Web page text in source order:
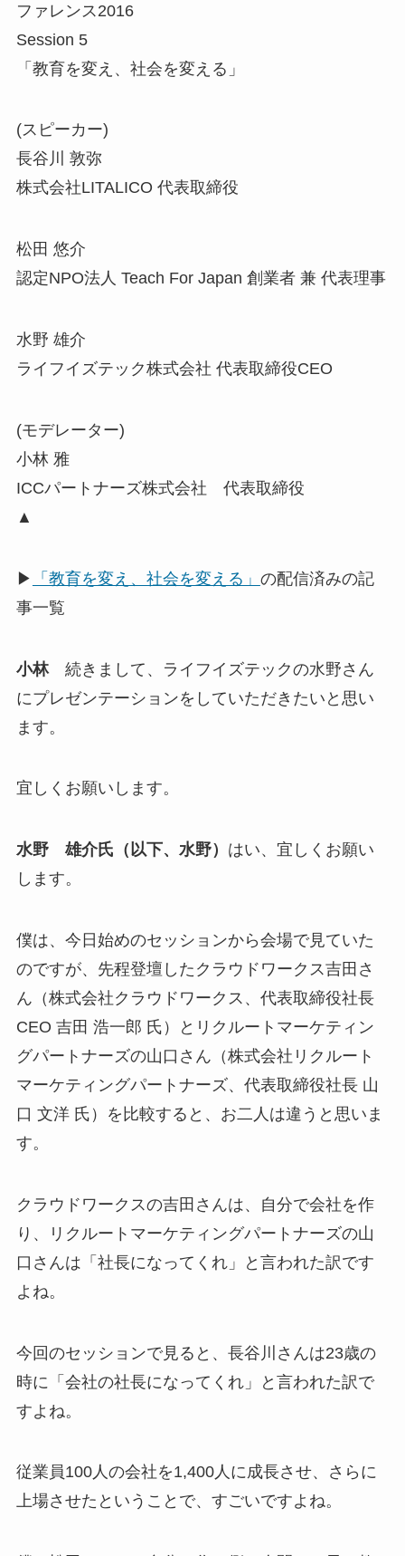
ファレンス2016
Session 5
「教育を変え、社会を変える」
(スピーカー)
長谷川 敦弥
株式会社LITALICO 代表取締役
松田 悠介
認定NPO法人 Teach For Japan 創業者 兼 代表理事
水野 雄介
ライフイズテック株式会社 代表取締役CEO
(モデレーター)
小林 雅
ICCパートナーズ株式会社 代表取締役
▲
▶ 「教育を変え、社会を変える」 の配信済みの記
事一覧
小林続きまして、ライフイズテックの水野さん
にプレゼンテーションをしていただきたいと思い
ます。
宜しくお願いします。
水野 雄介氏（以下、水野） はい、宜しくお願い
します。
僕は、今日始めのセッションから会場で見ていた
のですが、先程登壇したクラウドワークス吉田さ
ん（株式会社クラウドワークス、代表取締役社長
CEO 吉田 浩一郎 氏）とリクルートマーケティン
グパートナーズの山口さん（株式会社リクルート
マーケティングパートナーズ、代表取締役社長 山
口 文洋 氏）を比較すると、お二人は違うと思いま
す。
クラウドワークスの吉田さんは、自分で会社を作
り、リクルートマーケティングパートナーズの山
口さんは「社長になってくれ」と言われた訳です
よね。
今回のセッションで見ると、長谷川さんは23歳の
時に「会社の社長になってくれ」と言われた訳で
すよね。
従業員100人の会社を1,400人に成長させ、さらに
上場させたということで、すごいですよね。